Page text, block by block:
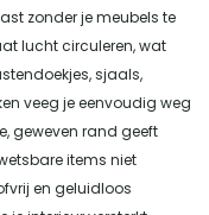
zonder je meubels te
lucht circuleren, wat
sjaals,
veeg je eenvoudig weg
geweven rand geeft
items niet
en geluidloos